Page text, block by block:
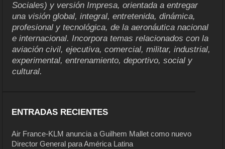
Sociales) y versión Impresa, orientada a entregar
una visión global, integral, entretenida, dinámica,
profesional y tecnológica, de la aeronáutica nacional
e internacional. Incorpora temas relacionados con la
aviación civil, ejecutiva, comercial, militar, industrial,
experimental, entrenamiento, deportivo, social y
cultural.
ENTRADAS RECIENTES
Air France-KLM anuncia a Guilhem Mallet como nuevo
Director General para América Latina